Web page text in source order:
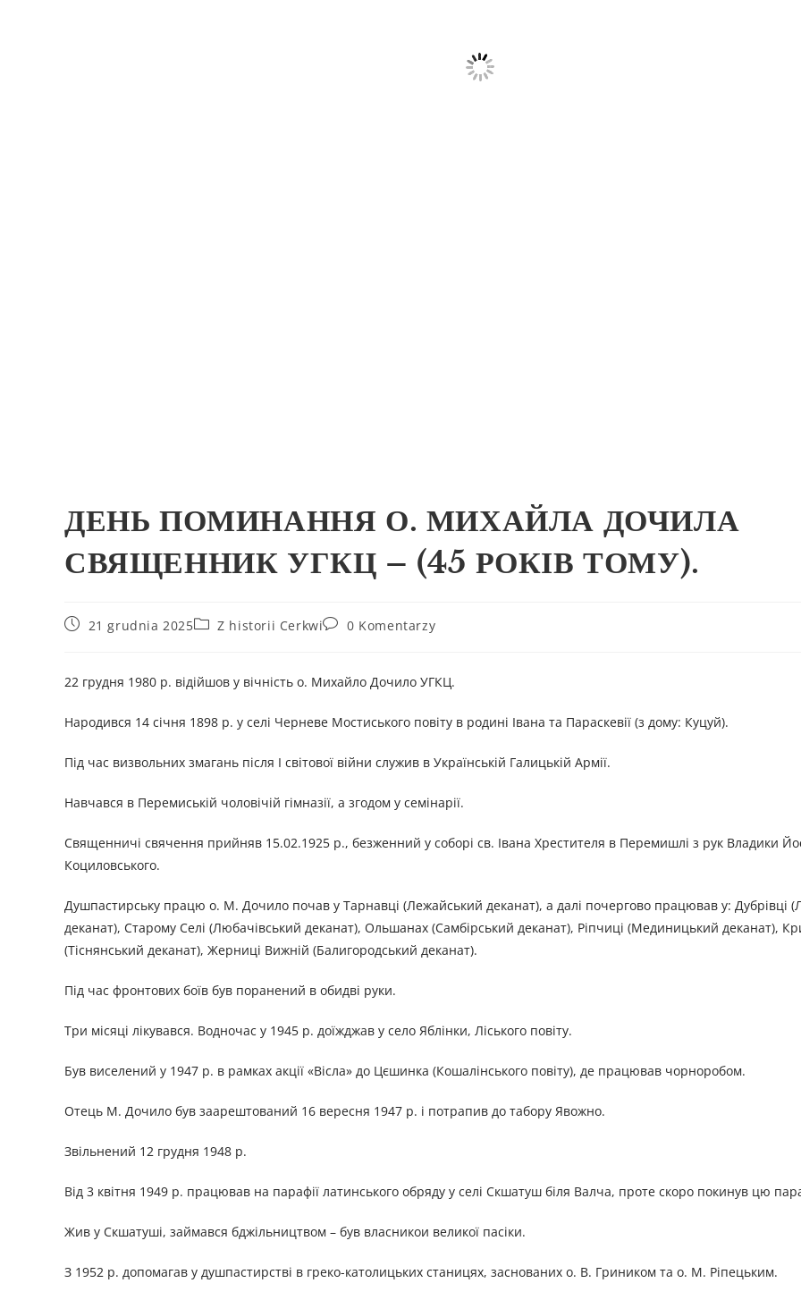
ДЕНЬ ПОМИНАННЯ О. МИХАЙЛА ДОЧИЛА
СВЯЩЕННИК УГКЦ – (45 РОКІВ ТОМУ).
21 grudnia 2025 Z historii Cerkwi 0 Komentarzy
22 грудня 1980 р. відійшов у вічність о. Михайло Дочило УГКЦ.
Народився 14 січня 1898 р. у селі Черневе Мостиського повіту в родині Івана та Параскевії (з дому: Куцуй).
Під час визвольних змагань після І світової війни служив в Українській Галицькій Армії.
Навчався в Перемиській чоловічій гімназії, а згодом у семінарії.
Священничі свячення прийняв 15.02.1925 р., безженний у соборі св. Івана Хрестителя в Перемишлі з рук Владики
Коциловського.
Душпастирську працю о. М. Дочило почав у Тарнавці (Лежайський деканат), а далі почергово працював у: Дубрівці
деканат), Старому Селі (Любачівський деканат), Ольшанах (Самбірський деканат), Ріпчиці (Мединицький деканат),
(Тіснянський деканат), Жерниці Вижній (Балигородський деканат).
Під час фронтових боїв був поранений в обидві руки.
Три місяці лікувався. Водночас у 1945 р. доїжджав у село Яблінки, Ліського повіту.
Був виселений у 1947 р. в рамках акції «Вісла» до Цєшинка (Кошалінського повіту), де працював чорноробом.
Отець М. Дочило був заарештований 16 вересня 1947 р. і потрапив до табору Явожно.
Звільнений 12 грудня 1948 р.
Від 3 квітня 1949 р. працював на парафії латинського обряду у селі Скшатуш біля Валча, проте скоро покинув цю
Жив у Скшатуші, займався бджільництвом – був власникои великої пасіки.
З 1952 р. допомагав у душпастирстві в греко-католицьких станицях, заснованих о. В. Гриником та о. М. Ріпецьким.